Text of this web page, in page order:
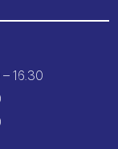
16.30